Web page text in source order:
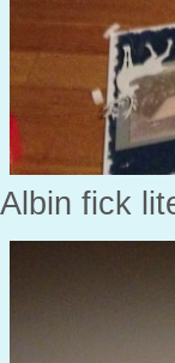
Albin fick